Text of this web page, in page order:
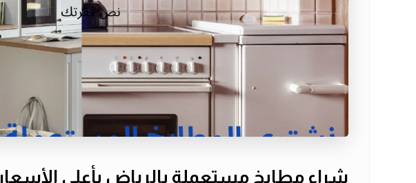
شراء مطابخ مستعملة بالرياض بأعلى الأسعار